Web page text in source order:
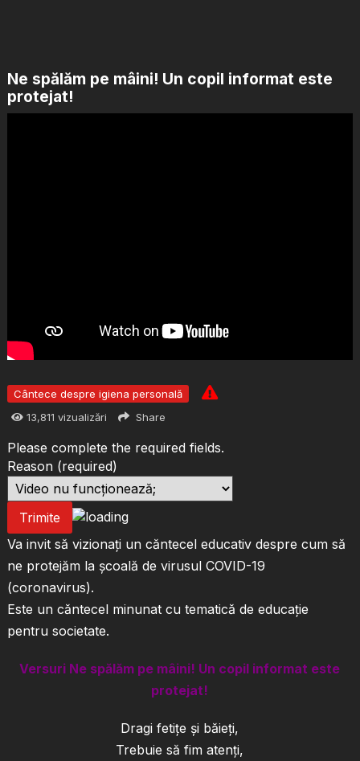
Ne spălăm pe mâini! Un copil informat este
protejat!
Cântece despre igiena personală
13,811 vizualizări Share
Please complete the required fields.
Reason (required)
Trimite
Va invit să vizionați un căntecel educativ despre cum să
ne protejăm la școală de virusul COVID-19
(coronavirus).
Este un căntecel minunat cu tematică de educație
pentru societate.
Versuri Ne spălăm pe mâini! Un copil informat este
protejat!
Dragi fetițe și băieți,
Trebuie să fim atenți,